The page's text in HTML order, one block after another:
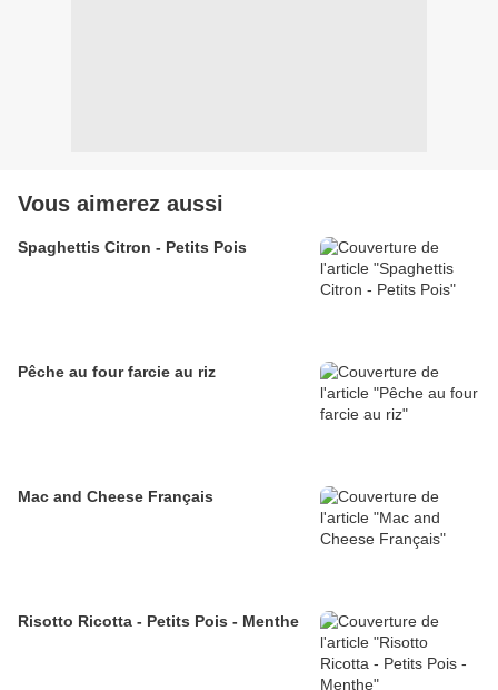
Vous aimerez aussi
Spaghettis Citron - Petits Pois
Pêche au four farcie au riz
Mac and Cheese Français
Risotto Ricotta - Petits Pois - Menthe